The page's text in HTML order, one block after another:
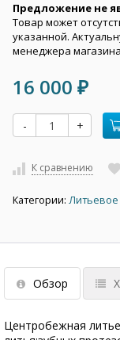
Предложение не
Товар может
указанной.
менеджера
16 000 ₽
- +
К сравнению
Категории:
Обзор
Центробежная